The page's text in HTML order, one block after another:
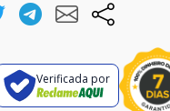
Verificada por